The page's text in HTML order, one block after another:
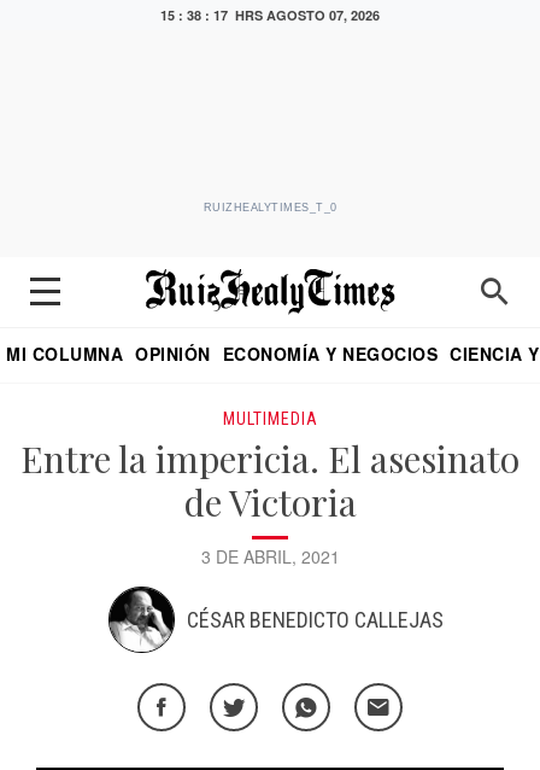
15 : 38 : 17 HRS AGOSTO 07, 2026
RUIZHEALYTIMES_T_0
MI COLUMNA OPINIÓN ECONOMÍA Y NEGOCIOS CIENCIA
MULTIMEDIA
Entre la impericia. El asesinato
de Victoria
3 DE ABRIL, 2021
CÉSAR BENEDICTO CALLEJAS